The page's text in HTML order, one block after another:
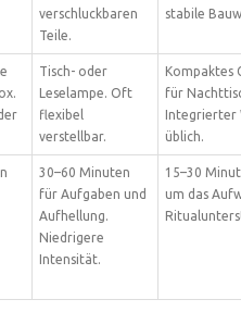
verschluckbaren
Teile.
stabile
Tisch- oder
Leselampe. Oft
flexibel
verstellbar.
Kompaktes
für
Integrierter
üblich.
30–60 Minuten
für Aufgaben und
Aufhellung.
Niedrigere
Intensität.
15–30
um das